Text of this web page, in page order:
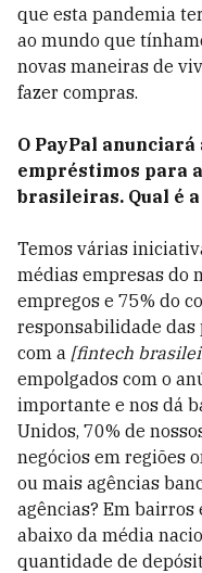
que esta pandemia
ao mundo que
novas maneiras de
fazer compras.
O PayPal
empréstimos para
brasileiras. Qual é
Temos várias
médias empresas do
empregos e 75% do
responsabilidade das
com a [fintech
empolgados com o
importante e nos dá
Unidos, 70% de
negócios em regiões
ou mais agências
agências? Em
abaixo da média
quantidade de